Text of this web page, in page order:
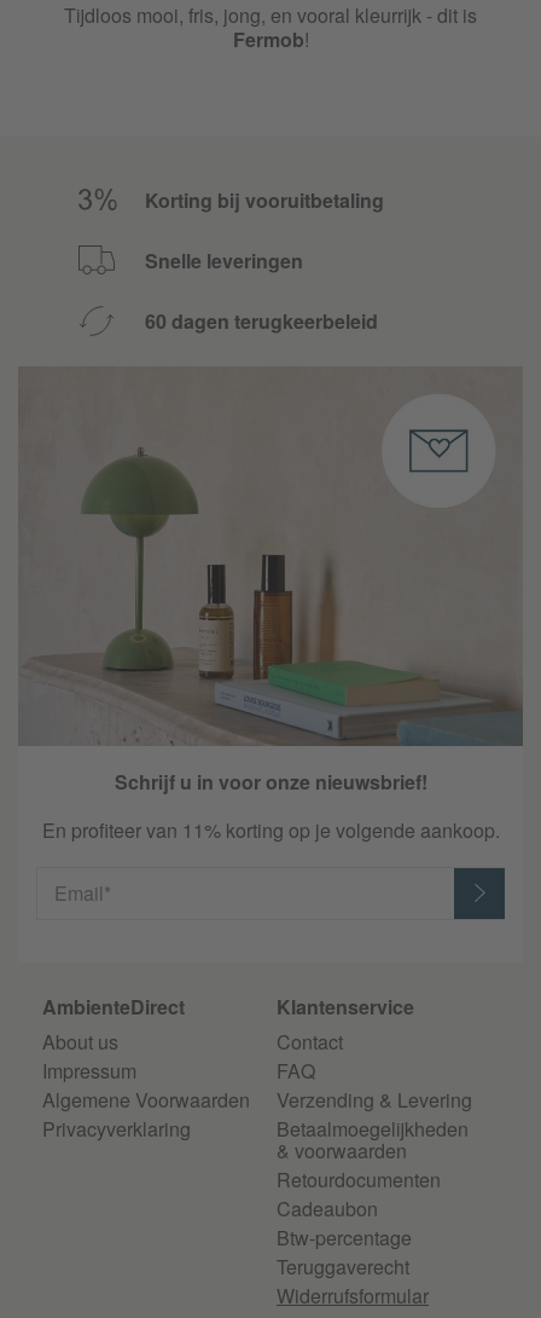
Tijdloos mooi, fris, jong, en vooral kleurrijk - dit is
Fermob!
Korting bij vooruitbetaling
Snelle leveringen
60 dagen terugkeerbeleid
Schrijf u in voor onze nieuwsbrief!
En profiteer van 11% korting op je volgende aankoop.
Email*
AmbienteDirect
About us
Impressum
Algemene Voorwaarden
Privacyverklaring
Klantenservice
Contact
FAQ
Verzending & Levering
Betaalmoegelijkheden
& voorwaarden
Retourdocumenten
Cadeaubon
Btw-percentage
Teruggaverecht
Widerrufsformular